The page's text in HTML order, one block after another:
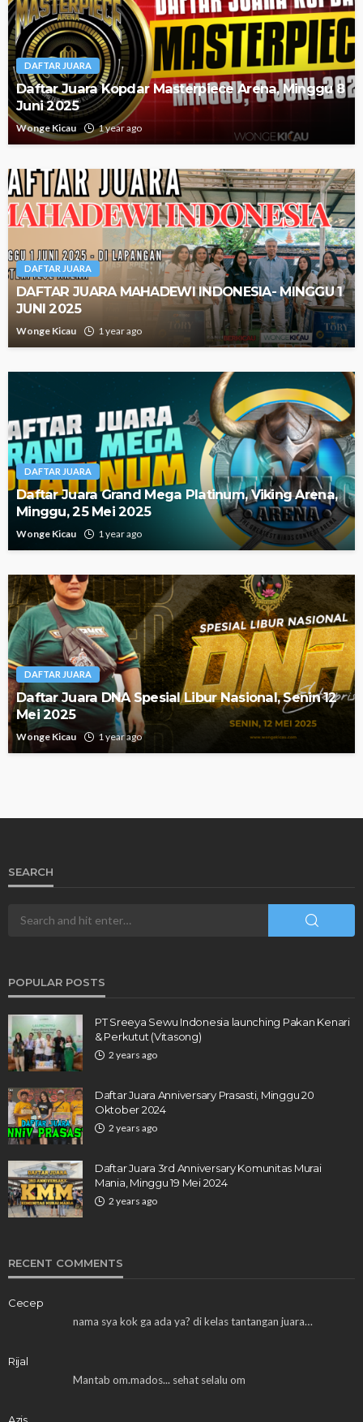
DAFTAR JUARA
Daftar Juara Kopdar Masterpiece Arena, Minggu 8
Juni 2025
Wonge Kicau 1 year ago
DAFTAR JUARA
DAFTAR JUARA MAHADEWI INDONESIA- MINGGU 1
JUNI 2025
Wonge Kicau 1 year ago
DAFTAR JUARA
Daftar Juara Grand Mega Platinum, Viking Arena,
Minggu, 25 Mei 2025
Wonge Kicau 1 year ago
DAFTAR JUARA
Daftar Juara DNA Spesial Libur Nasional, Senin 12
Mei 2025
Wonge Kicau 1 year ago
SEARCH
POPULAR POSTS
PT Sreeya Sewu Indonesia launching Pakan Kenari
& Perkutut (Vitasong)
2 years ago
Daftar Juara Anniversary Prasasti, Minggu 20
Oktober 2024
2 years ago
Daftar Juara 3rd Anniversary Komunitas Murai
Mania, Minggu 19 Mei 2024
2 years ago
RECENT COMMENTS
Cecep
nama sya kok ga ada ya? di kelas tantangan juara…
Rijal
Mantab om.mados... sehat selalu om
Azis